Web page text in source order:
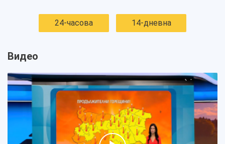
24-часова 14-дневна
Видео